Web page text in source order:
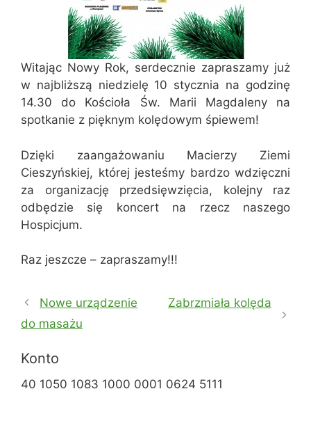
Witając Nowy Rok, serdecznie zapraszamy już
w najbliższą niedzielę 10 stycznia na godzinę
14.30 do Kościoła Św. Marii Magdaleny na
spotkanie z pięknym kolędowym śpiewem!
Dzięki zaangażowaniu Macierzy Ziemi
Cieszyńskiej, której jesteśmy bardzo wdzięczni
za organizację przedsięwzięcia, kolejny raz
odbędzie się koncert na rzecz naszego
Hospicjum.
Raz jeszcze – zapraszamy!!!
Nowe urządzenie
do masażu
Zabrzmiała kolęda
Konto
40 1050 1083 1000 0001 0624 5111